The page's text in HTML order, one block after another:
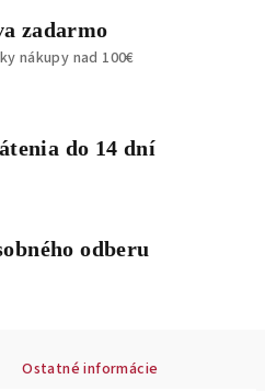
zadarmo
nákupy nad 100€
do 14 dní
odberu
Ostatné informácie